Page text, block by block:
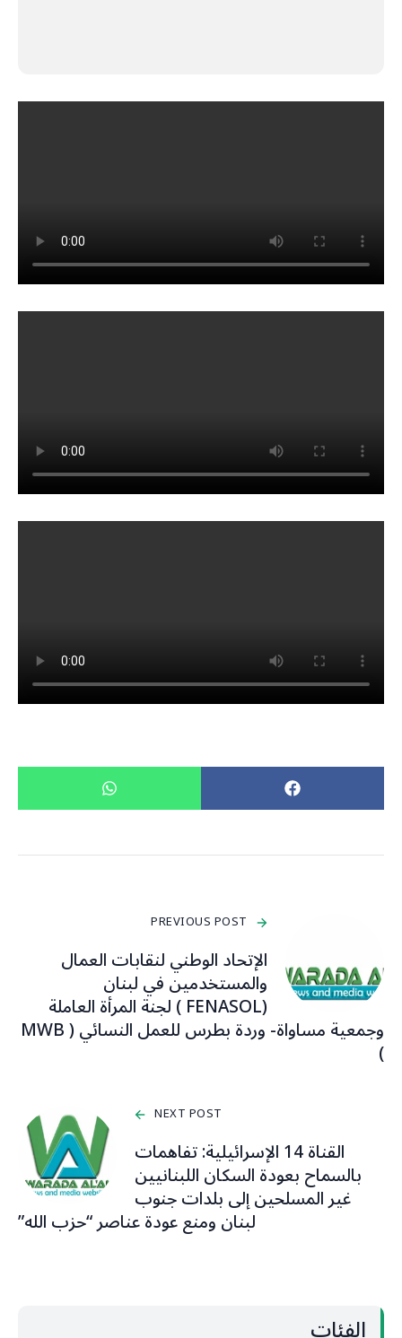
PREVIOUS POST
الإتحاد الوطني لنقابات العمال
والمستخدمين في لبنان
(FENASOL ) لجنة المرأة العاملة
وجمعية مساواة- وردة بطرس للعمل النسائي ( MWB
)
NEXT POST
القناة 14 الإسرائيلية: تفاهمات
بالسماح بعودة السكان اللبنانيين
غير المسلحين إلى بلدات جنوب
لبنان ومنع عودة عناصر “حزب الله”